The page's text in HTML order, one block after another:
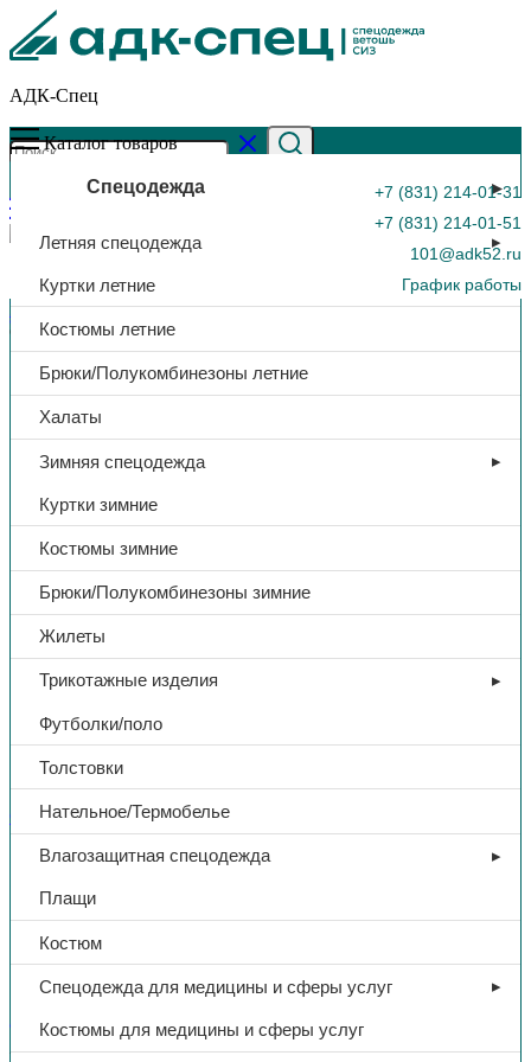
АДК-Спец
+7 (831) 214-01-31
+7 (831) 214-01-51
101@adk52.ru
График работы
0
Каталог товаров
Спецодежда
Летняя спецодежда
Куртки летние
Костюмы летние
Брюки/Полукомбинезоны летние
Халаты
Зимняя спецодежда
Куртки зимние
Костюмы зимние
Брюки/Полукомбинезоны зимние
Жилеты
Трикотажные изделия
Футболки/поло
Толстовки
Нательное/Термобелье
Влагозащитная спецодежда
Плащи
Костюм
Спецодежда для медицины и сферы услуг
Костюмы для медицины и сферы услуг
Главная страница»Каталог»Каска защитная «Юнона»,
оранжевый
СИЗ
Каска защитная «Юнона»,
оранжевый
187,00₽
В избранное